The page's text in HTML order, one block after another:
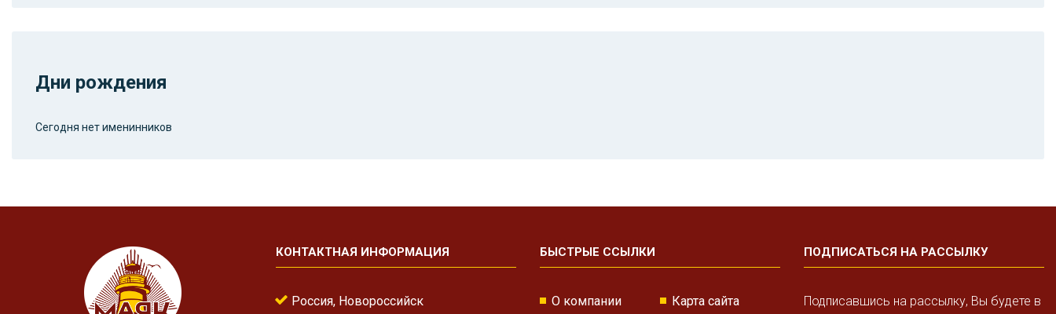
Дни рождения
Сегодня нет именинников
КОНТАКТНАЯ ИНФОРМАЦИЯ
Россия, Новороссийск
БЫСТРЫЕ ССЫЛКИ
О компании Карта сайта
ПОДПИСАТЬСЯ НА РАССЫЛКУ
Подписавшись на рассылку, Вы будете в